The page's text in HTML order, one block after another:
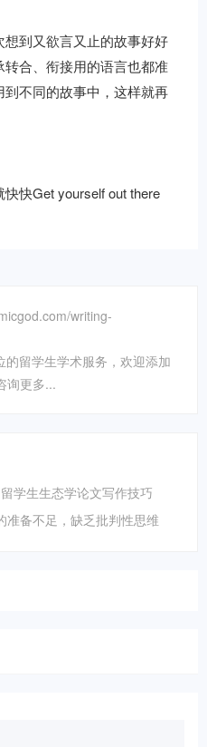
到又欲言又止的故事好好
合、衔接用的语言也都准
不同的故事中，这样就再
快Get yourself out there
writing-
留学生学术服务，欢迎添加
询更多...
学生生态学论文写作技巧
准备不足，缺乏批判性思维